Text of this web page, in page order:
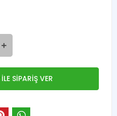
SİPARİŞ VER